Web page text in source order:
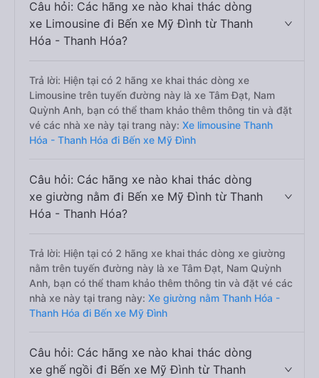
Câu hỏi: Các hãng xe nào khai thác dòng
xe Limousine đi Bến xe Mỹ Đình từ Thanh
Hóa - Thanh Hóa?
Trả lời: Hiện tại có 2 hãng xe khai thác dòng xe
Limousine trên tuyến đường này là xe Tâm Đạt, Nam
Quỳnh Anh, bạn có thể tham khảo thêm thông tin và đặt
vé các nhà xe này tại trang này: Xe limousine Thanh
Hóa - Thanh Hóa đi Bến xe Mỹ Đình
Câu hỏi: Các hãng xe nào khai thác dòng
xe giường nằm đi Bến xe Mỹ Đình từ Thanh
Hóa - Thanh Hóa?
Trả lời: Hiện tại có 2 hãng xe khai thác dòng xe giường
nằm trên tuyến đường này là xe Tâm Đạt, Nam Quỳnh
Anh, bạn có thể tham khảo thêm thông tin và đặt vé các
nhà xe này tại trang này: Xe giường nằm Thanh Hóa -
Thanh Hóa đi Bến xe Mỹ Đình
Câu hỏi: Các hãng xe nào khai thác dòng
xe ghế ngồi đi Bến xe Mỹ Đình từ Thanh